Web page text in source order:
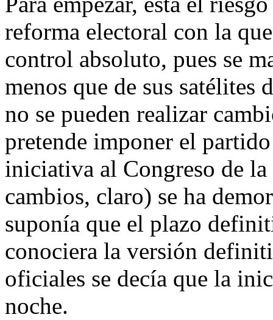
reforma electoral con la
control absoluto, pues se
menos que de sus
no se pueden realizar
pretende imponer el
iniciativa al Congreso de
cambios, claro) se ha
suponía que el plazo
conociera la versión
oficiales se decía que la
noche.